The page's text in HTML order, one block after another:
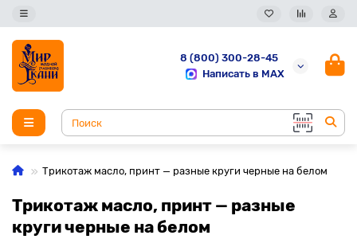
8 (800) 300-28-45
Написать в MAX
Трикотаж масло, принт — разные круги черные на белом
Трикотаж масло, принт — разные
круги черные на белом